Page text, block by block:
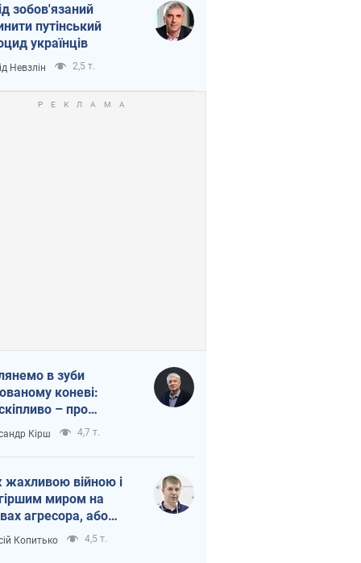
зобов'язаний
путінський
українців
Невзлін 2,5 т.
в зуби
коневі:
– про
Україні
Кірш 4,7 т.
жахливою війною і
миром на
агресора, або
– теж
Копитько 4,5 т.